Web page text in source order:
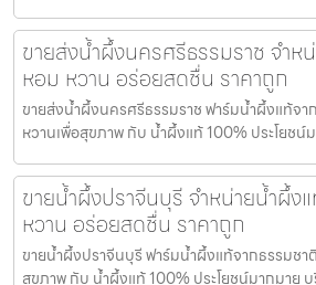
ขายส่งน้ำผึ้งนครศรีธรรมราช จำห
หอม หวาน อร่อยสดชื่น ราคาถูก
ขายส่งน้ำผึ้งนครศรีธรรมราช ฟาร์มน้ำผึ้งแท้จา
หวานเพื่อสุขภาพ กับ น้ำผึ้งแท้ 100% ประโยชน์
ขายน้ำผึ้งปราจีนบุรี จำหน่ายน้ำผึ้ง
หวาน อร่อยสดชื่น ราคาถูก
ขายน้ำผึ้งปราจีนบุรี ฟาร์มน้ำผึ้งแท้จากธรรมชา
สุขภาพ กับ น้ำผึ้งแท้ 100% ประโยชน์มากมาย